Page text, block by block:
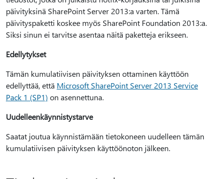
päivityksinä SharePoint Server 2013:a varten. Tämä
päivityspaketti koskee myös SharePoint Foundation 2013:a.
Siksi sinun ei tarvitse asentaa näitä paketteja erikseen.
Edellytykset
Tämän kumulatiivisen päivityksen ottaminen käyttöön
edellyttää, että Microsoft SharePoint Server 2013 Service
Pack 1 (SP1) on asennettuna.
Uudelleenkäynnistystarve
Saatat joutua käynnistämään tietokoneen uudelleen tämän
kumulatiivisen päivityksen käyttöönoton jälkeen.